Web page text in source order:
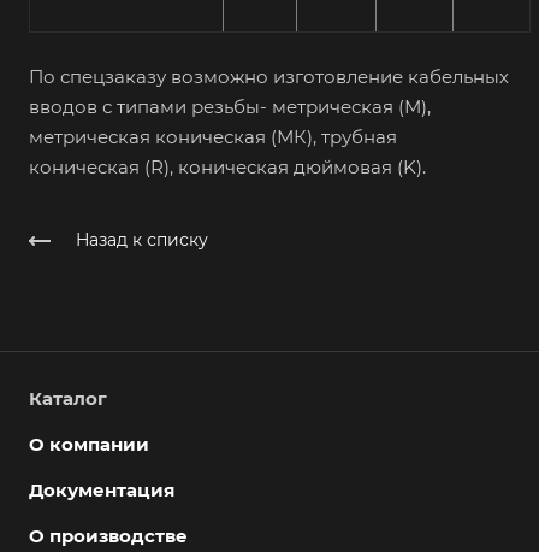
По спецзаказу возможно изготовление кабельных
вводов с типами резьбы- метрическая (М),
метрическая коническая (МК), трубная
коническая (R), коническая дюймовая (K).
Назад к списку
Каталог
О компании
Документация
О производстве